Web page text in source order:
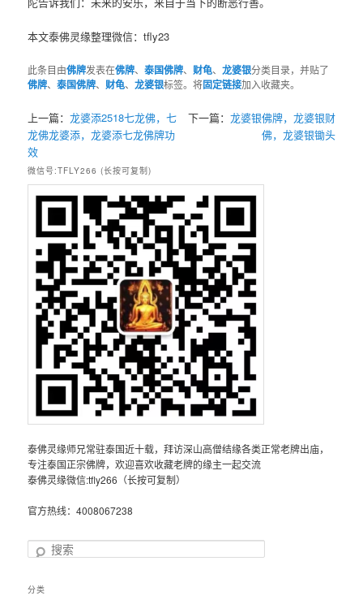
本文泰佛灵缘整理微信：tfly23
此条目由佛牌发表在佛牌、泰国佛牌、 财龟、龙婆银分类目录，并贴了
佛牌、泰国佛牌、 财龟、龙婆银标签。将固定链接加入收藏夹。
上一篇：龙婆添2518七龙佛，七
龙佛龙婆添，龙婆添七龙佛牌功
效
下一篇： 龙婆银佛牌，龙婆银财
佛，龙婆银锄头
微信号:TFLY266 (长按可复制)
泰佛灵缘师兄常驻泰国近十载，拜访深山高僧结缘各类正常老牌出庙，
专注泰国正宗佛牌，欢迎喜欢收藏老牌的缘主一起交流
泰佛灵缘微信:tfly266（长按可复制）
官方热线：4008067238
搜
分类